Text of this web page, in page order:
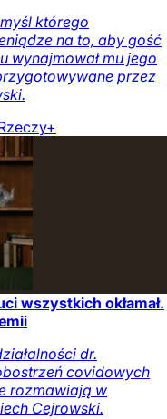
którego
na to, aby gość
wynajmował mu jego
przez
wszystkich okłamał.
dr.
covidowych
rozmawiają w
Cejrowski.